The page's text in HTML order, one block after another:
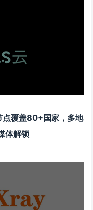
覆盖80+国家，多地
体解锁